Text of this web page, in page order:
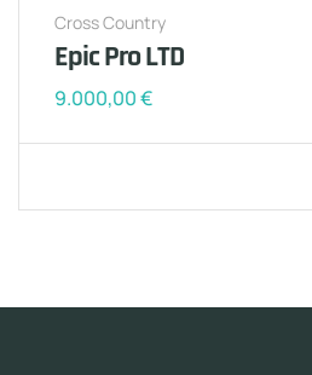
Cross Country
Epic Pro LTD
9.000,00€